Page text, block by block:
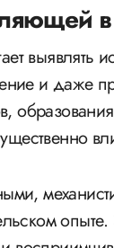
выявлять
и даже